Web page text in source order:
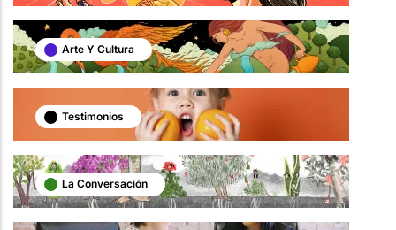
Arte Y Cultura
Testimonios
La Conversación